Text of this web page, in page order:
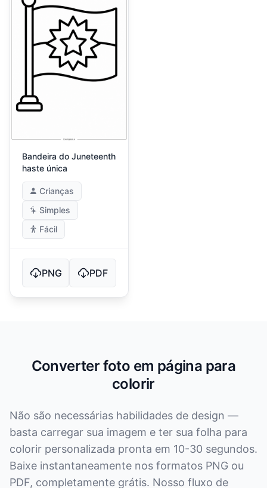
Bandeira do Juneteenth
haste única
Crianças
Simples
Fácil
PNG PDF
Converter foto em página para
colorir
Não são necessárias habilidades de design —
basta carregar sua imagem e ter sua folha para
colorir personalizada pronta em 10-30 segundos.
Baixe instantaneamente nos formatos PNG ou
PDF, completamente grátis. Nosso fluxo de